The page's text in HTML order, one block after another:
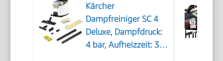
Kärcher
Dampfreiniger SC 4
Deluxe, Dampfdruck:
4 bar, Aufheizzeit: 3